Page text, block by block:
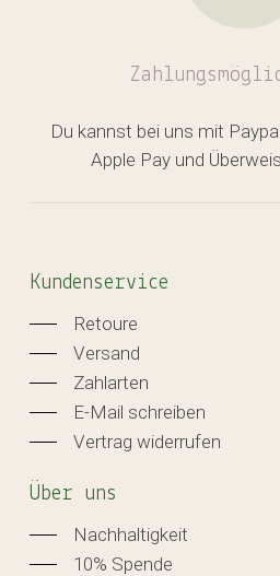
Du kannst bei uns mit
Apple Pay und
Kundenservice
Retoure
Versand
Zahlarten
E-Mail schreiben
Vertrag widerrufen
Über uns
Nachhaltigkeit
10% Spende